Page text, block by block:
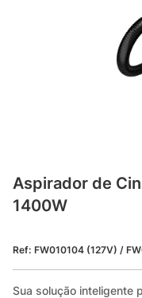
Aspirador de
1400W
Ref: FW010104 (127V) /
Sua solução inteligente